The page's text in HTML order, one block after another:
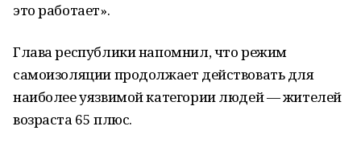
это работает».
Глава республики напомнил, что режим
самоизоляции продолжает действовать для
наиболее уязвимой категории людей — жителей
возраста 65 плюс.